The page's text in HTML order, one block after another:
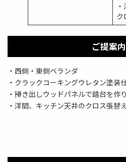
ク
ご提案
・西側・東側ベランダ
・クラックコーキングウレタン塗装
・掃き出しウッドパネルで踏台を作
・洋間、キッチン天井のクロス張替